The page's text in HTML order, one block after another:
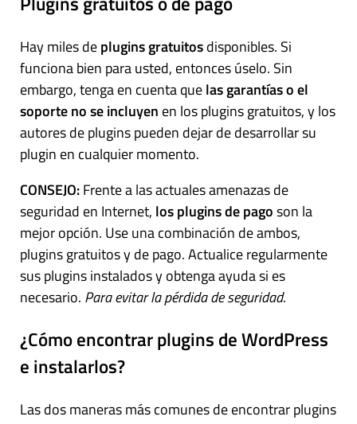
Hay miles deplugins gratuitosdisponibles. Si
funciona bien para usted, entonces úselo. Sin
embargo, tenga en cuenta quelas garantías o el
soporte no se incluyen en los plugins gratuitos, y los
autores de plugins pueden dejar de desarrollar su
plugin en cualquier momento.
CONSEJO:Frente a las actuales amenazas de
seguridad en Internet, los plugins de pagoson la
mejor opción. Use una combinación de ambos,
plugins gratuitos y de pago. Actualice regularmente
sus plugins instalados y obtenga ayuda si es
necesario. Para evitar la pérdida de seguridad.
¿Cómo encontrar plugins de WordPress
e instalarlos?
Las dos maneras más comunes de encontrar plugins